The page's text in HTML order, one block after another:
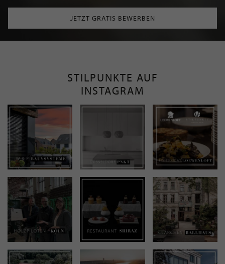
JETZT GRATIS BEWERBEN
STILPUNKTE AUF
INSTAGRAM